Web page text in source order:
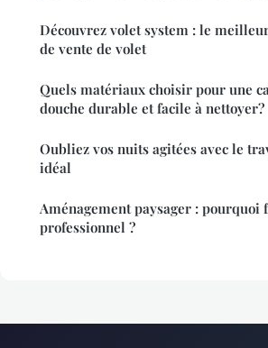
Découvrez volet system : le
de vente de volet
Quels matériaux choisir pour une
douche durable et facile à nettoyer?
Oubliez vos nuits agitées avec le
idéal
Aménagement paysager : pourquoi
professionnel ?